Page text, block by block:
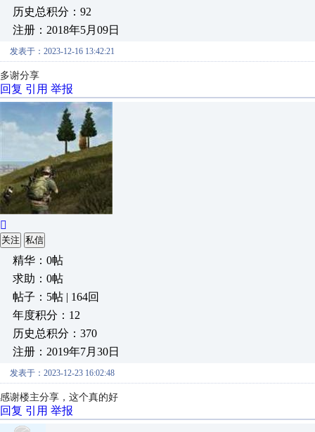
历史总积分：92
注册：2018年5月09日
发表于：2023-12-16 13:42:21
多谢分享
回复 引用 举报

关注 私信
精华：0帖
求助：0帖
帖子：5帖 | 164回
年度积分：12
历史总积分：370
注册：2019年7月30日
发表于：2023-12-23 16:02:48
感谢楼主分享，这个真的好
回复 引用 举报